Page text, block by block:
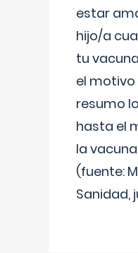
estar
hijo/a
tu
el
resumo
hasta el
la
(fuente:
Sanidad,